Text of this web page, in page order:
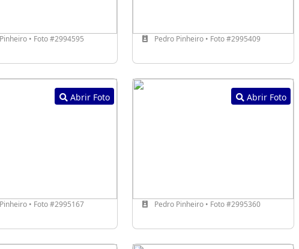
• Foto #2994595 Pedro Pinheiro • Foto #2995409
Abrir Foto
• Foto #2995167
Abrir Foto
Pedro Pinheiro • Foto #2995360